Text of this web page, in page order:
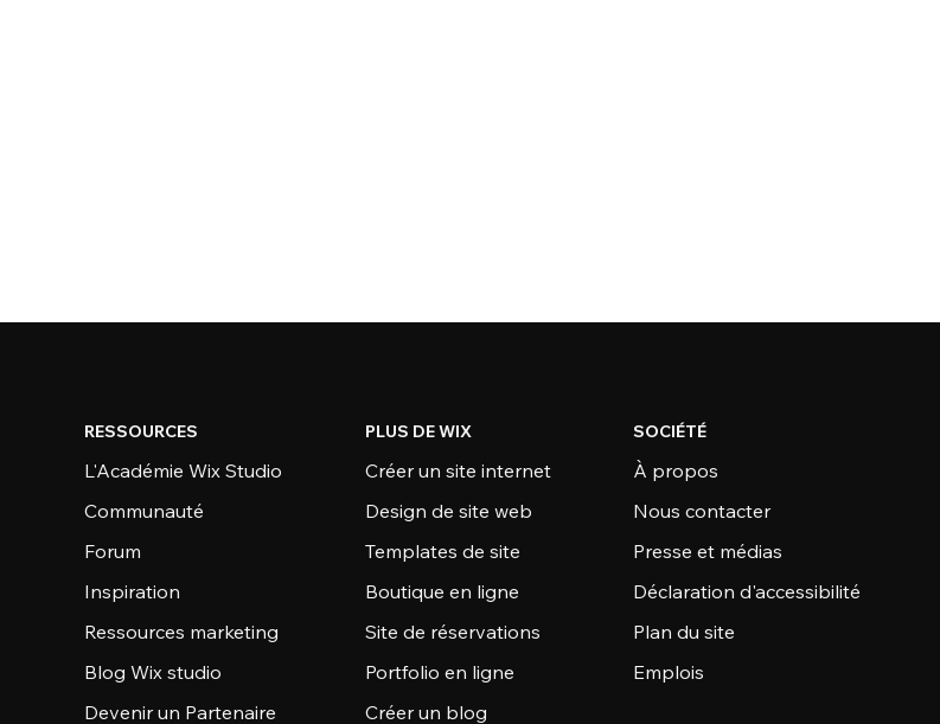
RESSOURCES
L'Académie Wix Studio
Communauté
Forum
Inspiration
Ressources marketing
Blog Wix studio
Devenir un Partenaire
PLUS DE WIX
Créer un site internet
Design de site web
Templates de site
Boutique en ligne
Site de réservations
Portfolio en ligne
Créer un blog
SOCIÉTÉ
À propos
Nous contacter
Presse et médias
Déclaration d'accessibilité
Plan du site
Emplois